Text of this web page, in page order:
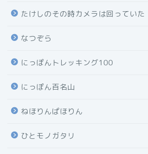
たけしのその時カメラは回っていた
なつぞら
にっぽんトレッキング100
にっぽん百名山
ねほりんぱほりん
ひとモノガタリ